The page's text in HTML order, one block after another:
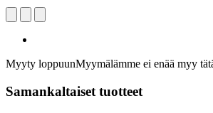
Myyty loppuunMyymälämme ei enää myy
Samankaltaiset tuotteet